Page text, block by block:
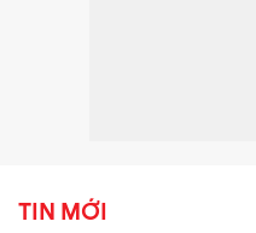
TIN MỚI